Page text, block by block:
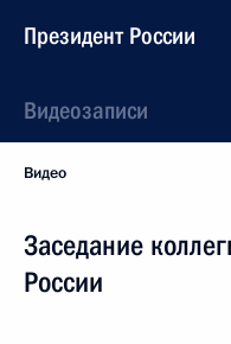
Президент России
Видеозаписи
Видео
Заседание
России